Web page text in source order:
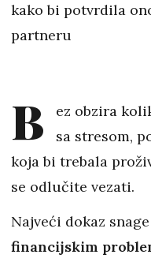
kako bi potvrdila
partneru
B
ez obzira
sa stresom,
koja bi trebala
se odlučite vezati.
Najveći dokaz snage
financijskim